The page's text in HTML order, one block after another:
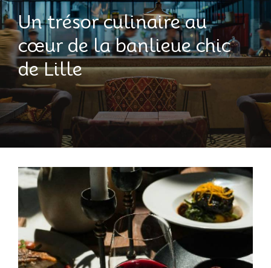
Un trésor culinaire au
cœur de la banlieue chic
de Lille